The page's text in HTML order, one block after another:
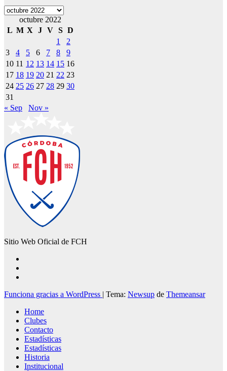
Archivos
octubre 2022
L M X J V S D
1
2
3
4 5 6 7 8
9
10 11 12 13 14 15 16
17 18 19 20 21 22 23
24 25 26 27 28 29 30
31
« Sep
Nov »
Sitio Web Oficial de FCH
Funciona gracias a WordPress | Tema: Newsup de Themeansar
Home
Clubes
Contacto
Estadísticas
Estadísticas
Historia
Institucional